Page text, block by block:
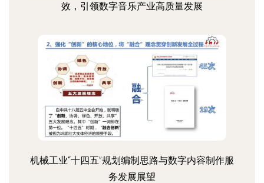
效，引领数字音乐产业高质量发展
机械工业“十四五”规划编制思路与数字内容制作服
务发展展望